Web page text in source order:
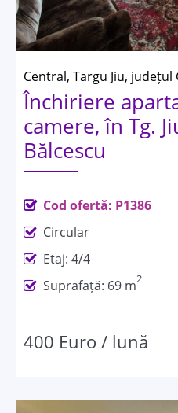
Central, Targu Jiu, județul
Închiriere
camere, în Tg.
Bălcescu
Cod ofertă: P1386
Circular
Etaj: 4/4
Suprafață: 69 m2
400 Euro / lună